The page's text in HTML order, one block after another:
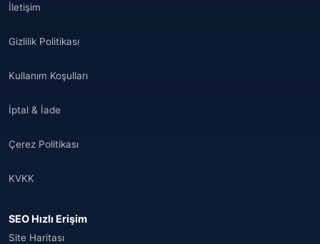
İletişim
Gizlilik Politikası
Kullanım Koşulları
İptal & İade
Çerez Politikası
KVKK
SEO Hızlı Erişim
Site Haritası